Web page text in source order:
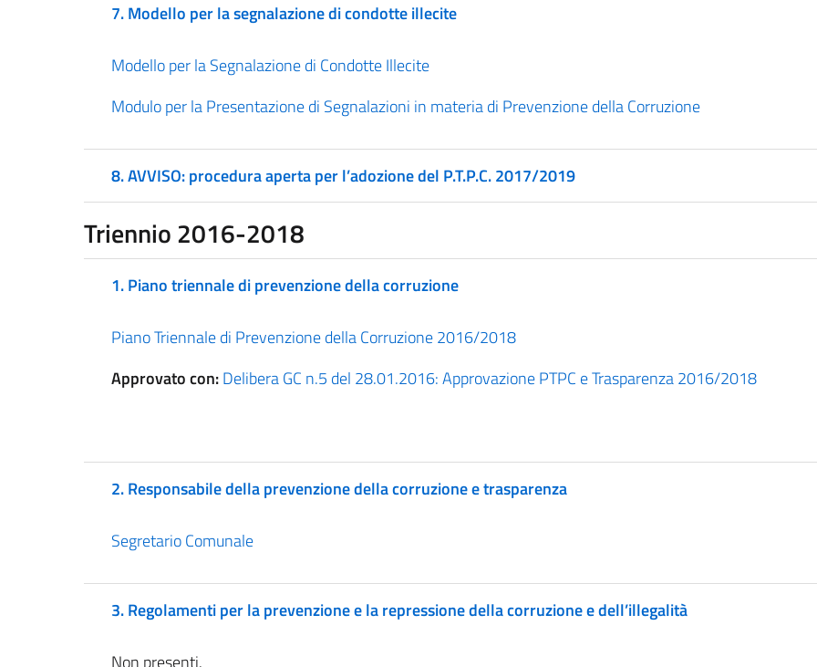
7. Modello per la segnalazione di condotte illecite
Modello per la Segnalazione di Condotte Illecite
Modulo per la Presentazione di Segnalazioni in materia di Prevenzione della Corruzione
8. AVVISO: procedura aperta per l’adozione del P.T.P.C. 2017/2019
Triennio2016-2018
1. Piano triennale di prevenzione della corruzione
Piano Triennale di Prevenzione della Corruzione 2016/2018
Approvato con:Delibera GC n.5 del 28.01.2016: Approvazione PTPC e Trasparenza 2016/2018
2. Responsabile della prevenzione della corruzione e trasparenza
Segretario Comunale
3. Regolamenti per la prevenzione e la repressione della corruzione e dell’illegalità
Non presenti.